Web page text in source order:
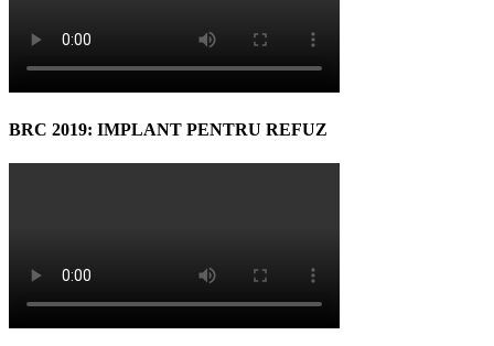
BRC 2019: IMPLANT PENTRU REFUZ